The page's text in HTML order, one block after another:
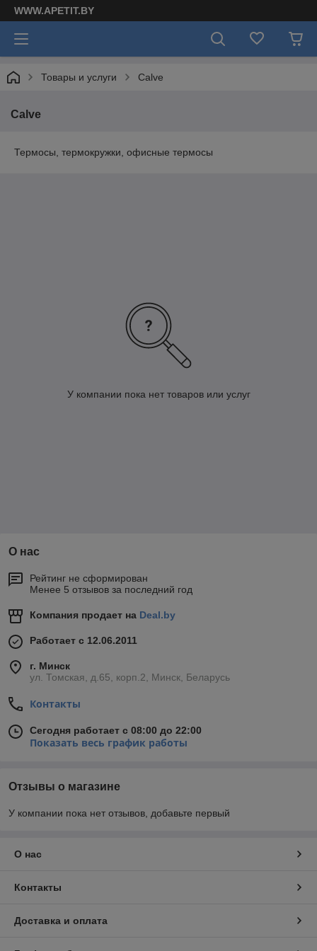
WWW.APETIT.BY
Товары и услуги Calve
Calve
Термосы, термокружки, офисные термосы
У компании пока нет товаров или услуг
О нас
Рейтинг не сформирован
Менее 5 отзывов за последний год
Компания продает на Deal.by
Работает с 12.06.2011
г. Минск
ул. Томская, д.65, корп.2, Минск, Беларусь
Контакты
Сегодня работает с 08:00 до 22:00
Показать весь график работы
Отзывы о магазине
У компании пока нет отзывов, добавьте первый
О нас
Контакты
Доставка и оплата